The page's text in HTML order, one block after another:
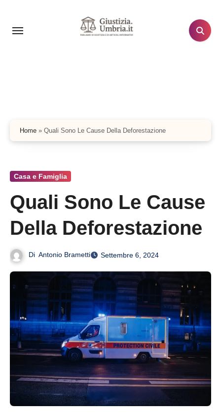
contenuto
Home » Quali Sono Le Cause Della Deforestazione
Casa e Famiglia
Quali Sono Le Cause
Della Deforestazione
Di Antonio Brametti Settembre 6, 2024